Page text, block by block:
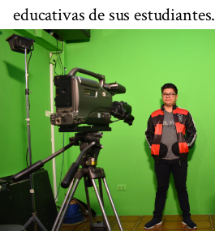
educativas de sus estudiantes.